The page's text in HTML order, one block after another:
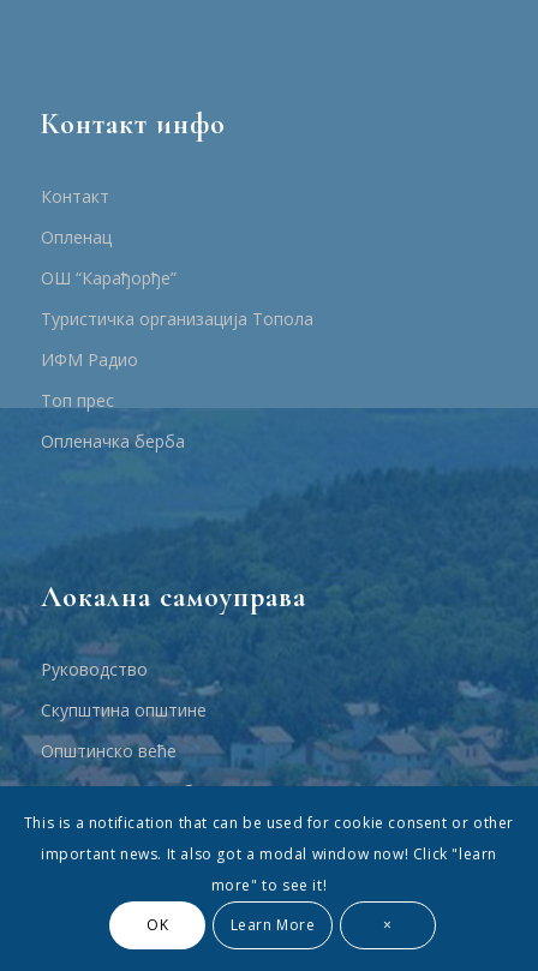
Контакт инфо
Контакт
Опленац
ОШ “Карађорђе”
Туристичка организација Топола
ИФМ Радио
Топ прес
Опленачка берба
Локална самоуправа
Руководство
Скупштина општине
Општинско веће
Одељења и службе
Матична подручја, насељена места и месне заједнице
Документа
This is a notification that can be used for cookie consent or other
important news. It also got a modal window now! Click "learn
more" to see it!
OK
Learn More ×